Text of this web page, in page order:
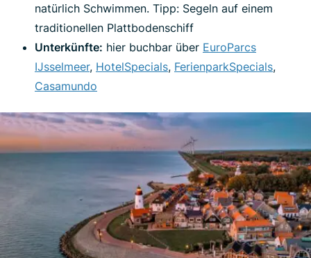
natürlich Schwimmen. Tipp: Segeln auf einem
traditionellen Plattbodenschiff
Unterkünfte: hier buchbar über EuroParcs
IJsselmeer, HotelSpecials, FerienparkSpecials,
Casamundo